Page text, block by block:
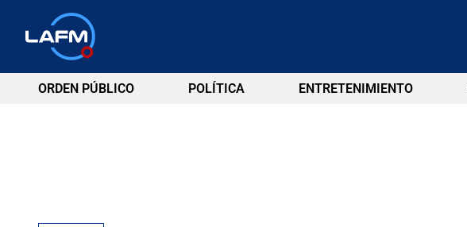
ORDEN PÚBLICO POLÍTICA ENTRETENIMIENTO